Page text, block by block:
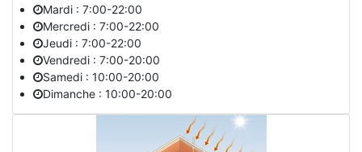
Mardi : 7:00-22:00
Mercredi : 7:00-22:00
Jeudi : 7:00-22:00
Vendredi : 7:00-20:00
Samedi : 10:00-20:00
Dimanche : 10:00-20:00